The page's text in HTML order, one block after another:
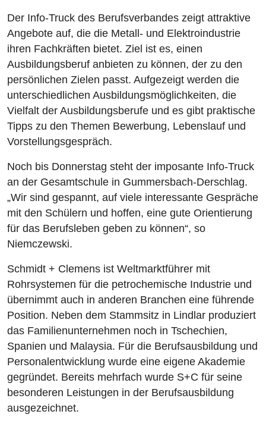
Der Info-Truck des Berufsverbandes zeigt attraktive
Angebote auf, die die Metall- und Elektroindustrie
ihren Fachkräften bietet. Ziel ist es, einen
Ausbildungsberuf anbieten zu können, der zu den
persönlichen Zielen passt. Aufgezeigt werden die
unterschiedlichen Ausbildungsmöglichkeiten, die
Vielfalt der Ausbildungsberufe und es gibt praktische
Tipps zu den Themen Bewerbung, Lebenslauf und
Vorstellungsgespräch.
Noch bis Donnerstag steht der imposante Info-Truck
an der Gesamtschule in Gummersbach-Derschlag.
„Wir sind gespannt, auf viele interessante Gespräche
mit den Schülern und hoffen, eine gute Orientierung
für das Berufsleben geben zu können“, so
Niemczewski.
Schmidt + Clemens ist Weltmarktführer mit
Rohrsystemen für die petrochemische Industrie und
übernimmt auch in anderen Branchen eine führende
Position. Neben dem Stammsitz in Lindlar produziert
das Familienunternehmen noch in Tschechien,
Spanien und Malaysia. Für die Berufsausbildung und
Personalentwicklung wurde eine eigene Akademie
gegründet. Bereits mehrfach wurde S+C für seine
besonderen Leistungen in der Berufsausbildung
ausgezeichnet.